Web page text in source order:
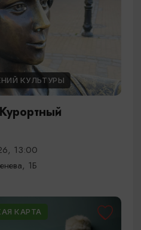
КУЛЬТУРЫ
13:00
1Б
КАРТА